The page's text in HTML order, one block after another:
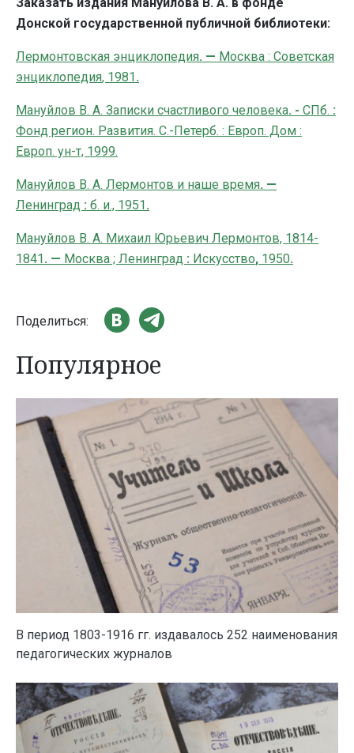
Заказать издания Мануйлова В. А. в фонде
Донской государственной публичной библиотеки:
Лермонтовская энциклопедия. — Москва : Советская
энциклопедия, 1981 .
Мануйлов В. А. Записки счастливого человека. - СПб. :
Фонд регион. Развития. С.-Петерб. : Европ. Дом :
Европ. ун-т, 1999.
Мануйлов В. А. Лермонтов и наше время. —
Ленинград : б. и., 1951 .
Мануйлов В. А. Михаил Юрьевич Лермонтов, 1814-
1841 . — Москва ; Ленинград : Искусство, 1950.
Поделиться:
Популярное
В период 1803-1916 гг. издавалось 252 наименования
педагогических журналов